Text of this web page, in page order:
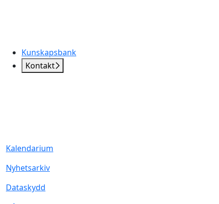
Kunskapsbank
Kontakt
Kalendarium
Nyhetsarkiv
Dataskydd